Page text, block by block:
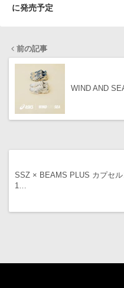
に発売予定
前の記事
WIND AND
SSZ × BEAMS PLUS カプセ
1…